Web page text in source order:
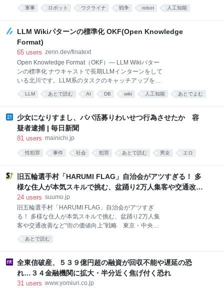
ある。 返す返す残念でならない。改めて亡くなられた
い回復を願うばかりであ
初めて行った。これにより、無人システム同士が連携
して、以前には不可能だったようなさまざまな任務を
テムを運ぶドローンは「マースピアル（有袋）ドロー
ン」とも呼ばれ、この戦争以前はコンセプトにとどま
っていた。米軍は過去30年、この構想をいくどとなく
かった。ウクライナは現在、これを実用化して実戦で
使い始めており、その活用法は運用者の想像次第で無
限に広がっていると言えるかもしれない。
軍事 ロボット ウクライナ 戦争 robot 人工知能
LLM Wikiパターンの標準化 OKF(Open Knowledge
Format)
65 users zenn.dev/finatext
Open Knowledge Format（OKF）— LLM Wikiパター
ンの標準化 ナウキャストで長期LLMインターンをして
いる北川です。LLM系のタスクのキャッチアップをす
る中で、最近「OKF」という技術を耳にする機会が増
えました。 OKFはまだ登場したばかりの仕様で、その
への理解が欠かせません。しかし、OKF関連の記事の
多くはOKF単体の説明にとどまっており、それだけで
は体系的に理解しづらいと感じています。OKFはこう
め、それらへの理解があって初めて実感を持って捉え
RAG(Retrieval-Augmented Generation)についての基
礎知識があると、より理解がスムーズです。
LLM あとで読む AI DB wiki 人工知能 あとでよむ
少女になりすまし、パパ活募りわいせつ行為させたか 容
疑者逮捕 | 毎日新聞
81 users mainichi.jp
性犯罪 事件 社会 犯罪 あとで読む 男女 エロ
旧五輪選手村「HARUMI FLAG」自治会がアツすぎる！ 多
様な住人が本気スキルで挑む、盆踊り2万人集客や交通改善
など“街の価値向上”戦略 東京・中央区
24 users suumo.jp
旧五輪選手村「HARUMI FLAG」自治会がアツすぎ
る！ 多様な住人が本気スキルで挑む、盆踊り2万人集
客や交通改善など“街の価値向上”戦略 東京・中央区
2026年7月11日・12日の2日間、東京ベイブリッジを
真正面に望む東京湾岸の絶景スポット「晴海ふ頭公
り大会2026」が開催されました。 主催したのは、公
園に隣接する居住人口約1万2000人の巨大な街
「HARUMI FLAG（晴海フラッグ）」（東京都中央
あとで読む
全東信破産、５３９億円超の融資が回収不能や遅延の恐
れ…３４金融機関に拡大・半分近く焦げ付く恐れ
31 users www.yomiuri.co.jp